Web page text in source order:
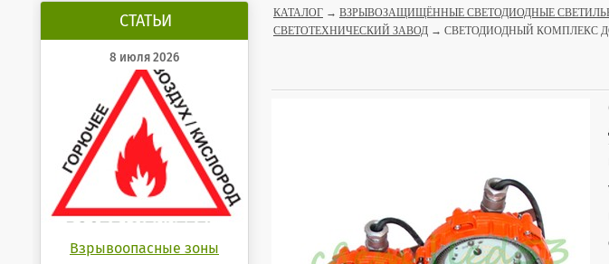
СТАТЬИ
8 июля 2026
Взрывоопасные зоны
КАТАЛОГ → ВЗРЫВОЗАЩИЩЁННЫЕ СВЕТОДИОДНЫЕ
СВЕТОТЕХНИЧЕСКИЙ ЗАВОД → СВЕТОДИОДНЫЙ КОМПЛЕКС